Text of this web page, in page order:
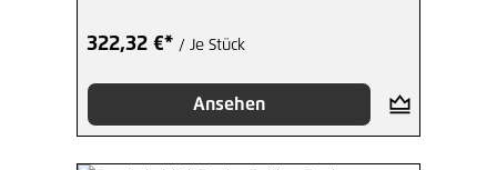
322,32 €* / Je Stück
Ansehen